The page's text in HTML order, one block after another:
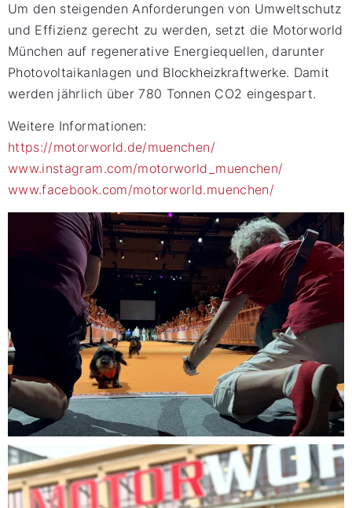
Um den steigenden Anforderungen von Umweltschutz
und Effizienz gerecht zu werden, setzt die Motorworld
München auf regenerative Energiequellen, darunter
Photovoltaikanlagen und Blockheizkraftwerke. Damit
werden jährlich über 780 Tonnen CO2 eingespart.
Weitere Informationen:
https://motorworld.de/muenchen/
www.instagram.com/motorworld_muenchen/
www.facebook.com/motorworld.muenchen/